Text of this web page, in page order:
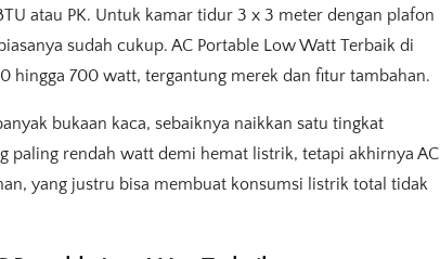
atau PK. Untuk kamar tidur 3 x 3 meter dengan plafon
sudah cukup. AC Portable Low Watt Terbaik di
hingga 700 watt, tergantung merek dan fitur tambahan.
bukaan kaca, sebaiknya naikkan satu tingkat
paling rendah watt demi hemat listrik, tetapi akhirnya AC
yang justru bisa membuat konsumsi listrik total tidak